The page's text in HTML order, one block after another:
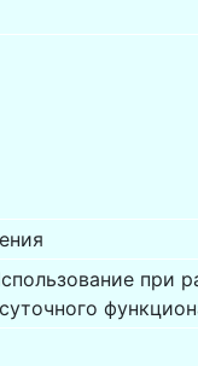
при
суточного